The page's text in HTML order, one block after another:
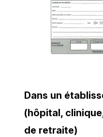
Dans un
(hôpital,
de retraite)